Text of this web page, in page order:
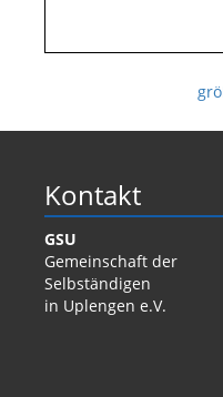
Kontakt
GSU
Gemeinschaft der
Selbständigen
in Uplengen e.V.